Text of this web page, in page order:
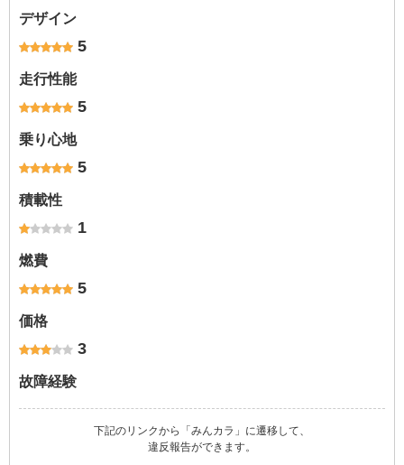
デザイン
5
走行性能
5
乗り心地
5
積載性
1
燃費
5
価格
3
故障経験
下記のリンクから「みんカラ」に遷移して、
違反報告ができます。